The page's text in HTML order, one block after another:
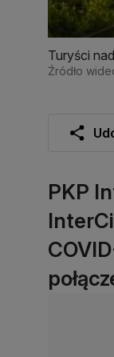
Turyści
Źródło
PKP